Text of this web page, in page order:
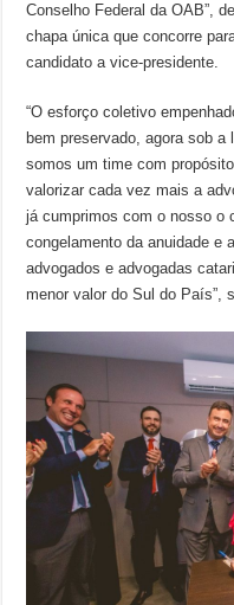
Conselho Federal da OAB”,
chapa única que concorre
candidato a vice-presidente.
“O esforço coletivo
bem preservado, agora sob a
somos um time com
valorizar cada vez mais a
já cumprimos com o nosso o
congelamento da anuidade e
advogados e advogadas
menor valor do Sul do País”,